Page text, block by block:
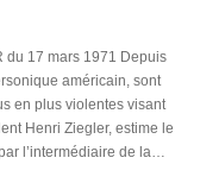
du 17 mars 1971 Depuis
américain, sont
en plus violentes visant
Henri Ziegler, estime le
l’intermédiaire de la…